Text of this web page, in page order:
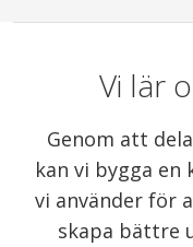
Vi lär
Genom att
kan vi bygga en
vi använder för
skapa bättre